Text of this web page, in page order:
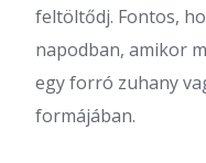
feltöltődj. Fontos,
napodban, amikor
egy forró zuhany
formájában.